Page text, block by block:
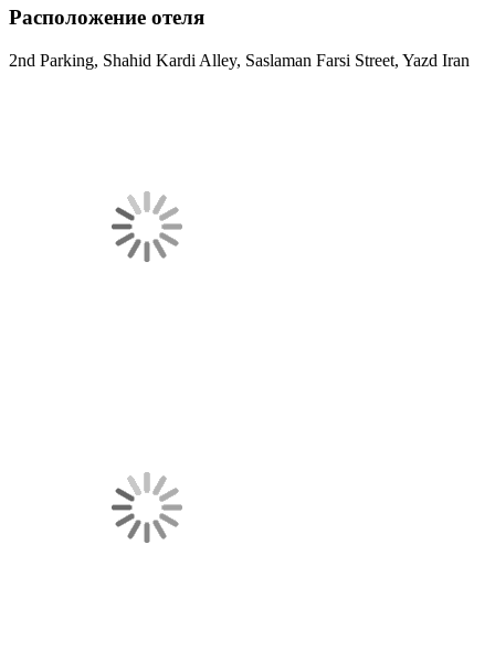
Расположение отеля
2nd Parking, Shahid Kardi Alley, Saslaman Farsi Street, Yazd Iran